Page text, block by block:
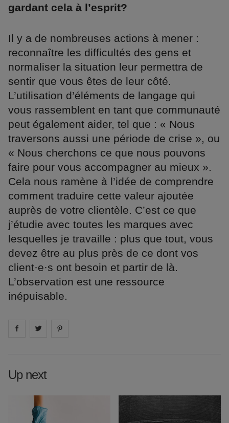
gardant cela à l’esprit?
Il y a de nombreuses actions à mener :
reconnaître les difficultés des gens et
normaliser la situation leur permettra de
sentir que vous êtes de leur côté.
L’utilisation d’éléments de langage qui
vous rassemblent en tant que communauté
peut également aider, tel que : « Nous
traversons aussi une période de crise », ou
« Nous cherchons ce que nous pouvons
faire pour vous accompagner au mieux ».
Cela nous ramène à l’idée de comprendre
comment traduire cette valeur ajoutée
auprès de votre clientèle. C’est ce que
j’étudie avec toutes les marques avec
lesquelles je travaille : plus que tout, vous
devez être au plus près de ce dont vos
client·e·s ont besoin et partir de là.
L’observation est une ressource
inépuisable.
Share on facebook
Share on
Up next